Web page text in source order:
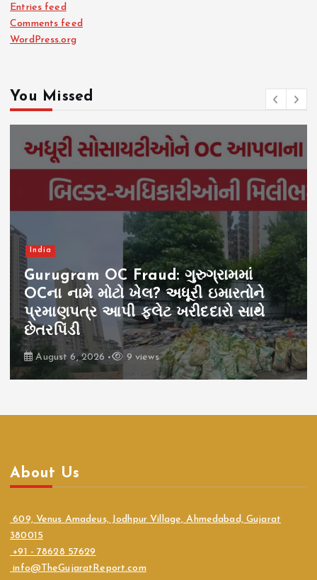
Entries feed
Comments feed
WordPress.org
You Missed
India
Gurugram OC Fraud: ગુરુગ્રામમાં
OCના નામે મોટો ખેલ? અધૂરી ઇમારતોને
પ્રમાણપત્ર આપી ફ્લેટ ખરીદદારો સાથે
છેતરપિંડી
August 6, 2026 9 views
About Us
609, Venus Amadeus, Jodhpur Village, Ahmedabad, Gujarat
380015
+91 - 78628 57629
info@TheGujaratReport.com